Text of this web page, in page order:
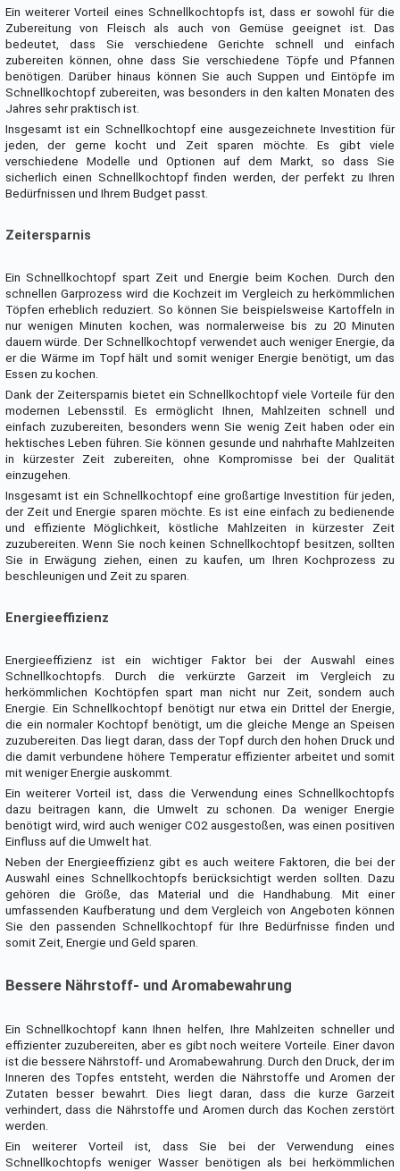
Ein weiterer Vorteil eines Schnellkochtopfs ist, dass er sowohl für die
Zubereitung von Fleisch als auch von Gemüse geeignet ist. Das
bedeutet, dass Sie verschiedene Gerichte schnell und einfach
zubereiten können, ohne dass Sie verschiedene Töpfe und Pfannen
benötigen. Darüber hinaus können Sie auch Suppen und Eintöpfe im
Schnellkochtopf zubereiten, was besonders in den kalten Monaten des
Jahres sehr praktisch ist.
Insgesamt ist ein Schnellkochtopf eine ausgezeichnete Investition für
jeden, der gerne kocht und Zeit sparen möchte. Es gibt viele
verschiedene Modelle und Optionen auf dem Markt, so dass Sie
sicherlich einen Schnellkochtopf finden werden, der perfekt zu Ihren
Bedürfnissen und Ihrem Budget passt.
Zeitersparnis
Ein Schnellkochtopf spart Zeit und Energie beim Kochen. Durch den
schnellen Garprozess wird die Kochzeit im Vergleich zu herkömmlichen
Töpfen erheblich reduziert. So können Sie beispielsweise Kartoffeln in
nur wenigen Minuten kochen, was normalerweise bis zu 20 Minuten
dauern würde. Der Schnellkochtopf verwendet auch weniger Energie, da
er die Wärme im Topf hält und somit weniger Energie benötigt, um das
Essen zu kochen.
Dank der Zeitersparnis bietet ein Schnellkochtopf viele Vorteile für den
modernen Lebensstil. Es ermöglicht Ihnen, Mahlzeiten schnell und
einfach zuzubereiten, besonders wenn Sie wenig Zeit haben oder ein
hektisches Leben führen. Sie können gesunde und nahrhafte Mahlzeiten
in kürzester Zeit zubereiten, ohne Kompromisse bei der Qualität
einzugehen.
Insgesamt ist ein Schnellkochtopf eine großartige Investition für jeden,
der Zeit und Energie sparen möchte. Es ist eine einfach zu bedienende
und effiziente Möglichkeit, köstliche Mahlzeiten in kürzester Zeit
zuzubereiten. Wenn Sie noch keinen Schnellkochtopf besitzen, sollten
Sie in Erwägung ziehen, einen zu kaufen, um Ihren Kochprozess zu
beschleunigen und Zeit zu sparen.
Energieeffizienz
Energieeffizienz ist ein wichtiger Faktor bei der Auswahl eines
Schnellkochtopfs. Durch die verkürzte Garzeit im Vergleich zu
herkömmlichen Kochtöpfen spart man nicht nur Zeit, sondern auch
Energie. Ein Schnellkochtopf benötigt nur etwa ein Drittel der Energie,
die ein normaler Kochtopf benötigt, um die gleiche Menge an Speisen
zuzubereiten. Das liegt daran, dass der Topf durch den hohen Druck und
die damit verbundene höhere Temperatur effizienter arbeitet und somit
mit weniger Energie auskommt.
Ein weiterer Vorteil ist, dass die Verwendung eines Schnellkochtopfs
dazu beitragen kann, die Umwelt zu schonen. Da weniger Energie
benötigt wird, wird auch weniger CO2 ausgestoßen, was einen positiven
Einfluss auf die Umwelt hat.
Neben der Energieeffizienz gibt es auch weitere Faktoren, die bei der
Auswahl eines Schnellkochtopfs berücksichtigt werden sollten. Dazu
gehören die Größe, das Material und die Handhabung. Mit einer
umfassenden Kaufberatung und dem Vergleich von Angeboten können
Sie den passenden Schnellkochtopf für Ihre Bedürfnisse finden und
somit Zeit, Energie und Geld sparen.
Bessere Nährstoff- und Aromabewahrung
Ein Schnellkochtopf kann Ihnen helfen, Ihre Mahlzeiten schneller und
effizienter zuzubereiten, aber es gibt noch weitere Vorteile. Einer davon
ist die bessere Nährstoff- und Aromabewahrung. Durch den Druck, der im
Inneren des Topfes entsteht, werden die Nährstoffe und Aromen der
Zutaten besser bewahrt. Dies liegt daran, dass die kurze Garzeit
verhindert, dass die Nährstoffe und Aromen durch das Kochen zerstört
werden.
Ein weiterer Vorteil ist, dass Sie bei der Verwendung eines
Schnellkochtopfs weniger Wasser benötigen als bei herkömmlichen